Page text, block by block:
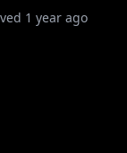
1 year ago